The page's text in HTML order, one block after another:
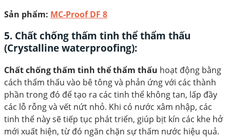
Sản phẩm: MC-Proof DF 8
5. Chất chống thấm tinh thể thẩm thấu
(Crystalline waterproofing):
Chất chống thấm tinh thể thẩm thấu hoạt động bằng
cách thẩm thấu vào bê tông và phản ứng với các thành
phần trong đó để tạo ra các tinh thể không tan, lấp đầy
các lỗ rỗng và vết nứt nhỏ. Khi có nước xâm nhập, các
tinh thể này sẽ tiếp tục phát triển, giúp bịt kín các khe hở
mới xuất hiện, từ đó ngăn chặn sự thấm nước hiệu quả.